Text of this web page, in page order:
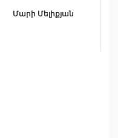
Մարի Մելիքյան